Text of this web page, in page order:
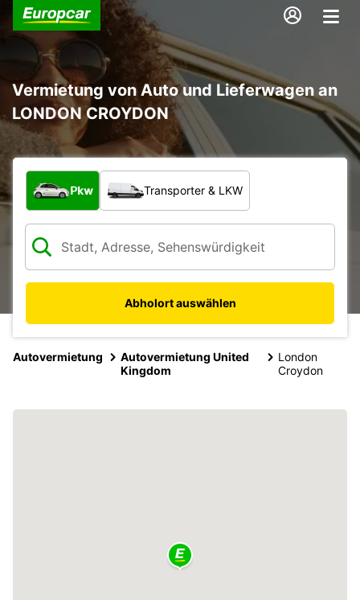
Vermietung von Auto und Lieferwagen an
LONDON CROYDON
Welche Art von Fahrzeug?
Pkw Transporter & LKW
Abholort auswählen
Autovermietung
Autovermietung United
Kingdom
London
Croydon